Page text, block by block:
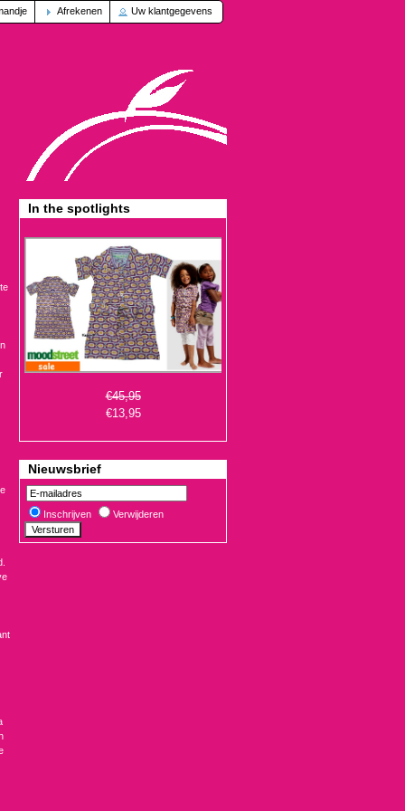
Afrekenen Uw klantgegevens
In the spotlights
€13,95
Nieuwsbrief
Inschrijven Verwijderen